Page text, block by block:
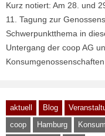
Kurz notiert: Am 28. und
11. Tagung zur
Schwerpunktthema in
Untergang der coop AG
aktuell Blog
coop
Hamburg